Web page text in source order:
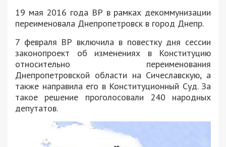
19 мая 2016 года ВР в рамках декоммунизации
переименовала Днепропетровск в город Днепр.
7 февраля ВР включила в повестку дня сессии
законопроект об изменениях в Конституцию
относительно переименования
Днепропетровской области на Сичеславскую, а
также направила его в Конституционный Суд. За
такое решение проголосовали 240 народных
депутатов.